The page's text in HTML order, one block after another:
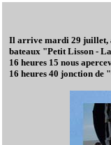
Il arrive mardi 29 juillet,
bateaux "Petit Lisson -
16 heures 15 nous
16 heures 40 jonction de